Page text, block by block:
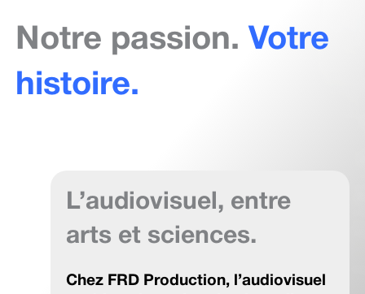
Notre passion. Votre
histoire.
L’audiovisuel, entre
arts et sciences.
Chez FRD Production, l’audiovisuel